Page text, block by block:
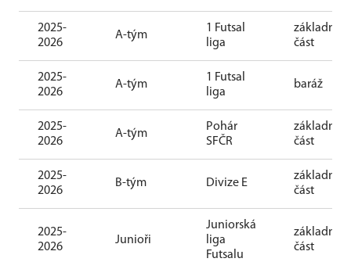
2025-
2026
A-tým
1 Futsal
liga
základní
část
2025-
2026
A-tým
1 Futsal
liga
baráž
2025-
2026
A-tým
Pohár
SFČR
základní
část
2025-
2026
B-tým Divize E
základní
část
2025-
2026
Junioři
Juniorská
liga
Futsalu
základní
část